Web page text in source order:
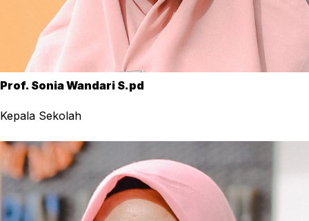
Prof. Sonia Wandari S.pd
Kepala Sekolah